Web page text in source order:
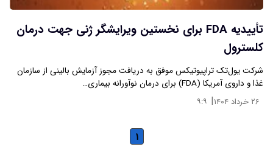
تأییدیه FDA برای نخستین ویرایشگر ژنی جهت درمان
کلسترول
شرکت یول‌تک تراپیوتیکس موفق به دریافت مجوز آزمایش بالینی از سازمان
غذا و داروی آمریکا (FDA) برای درمان نوآورانه بیماری…
۲۶ خرداد ۱۴۰۴ | ۹:۹
۱